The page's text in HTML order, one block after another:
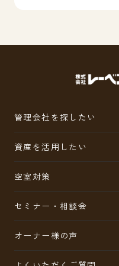
管理会社を探したい
資産を活用したい
空室対策
セミナー・相談会
オーナー様の声